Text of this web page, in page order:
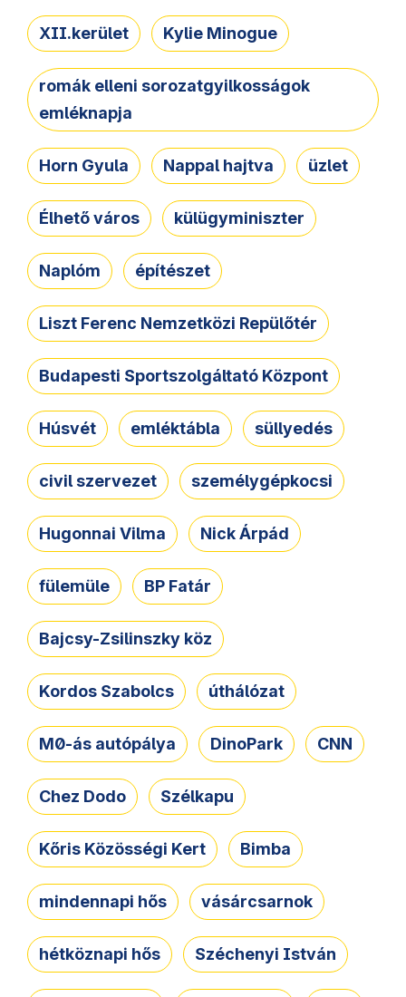
XII.kerület Kylie Minogue
romák elleni sorozatgyilkosságok
emléknapja
Horn Gyula Nappal hajtva üzlet
Élhető város külügyminiszter
Naplóm építészet
Liszt Ferenc Nemzetközi Repülőtér
Budapesti Sportszolgáltató Központ
Húsvét emléktábla süllyedés
civil szervezet személygépkocsi
Hugonnai Vilma Nick Árpád
fülemüle BP Fatár
Bajcsy-Zsilinszky köz
Kordos Szabolcs úthálózat
M0-ás autópálya DinoPark CNN
Chez Dodo Szélkapu
Kőris Közösségi Kert Bimba
mindennapi hős vásárcsarnok
hétköznapi hős Széchenyi István